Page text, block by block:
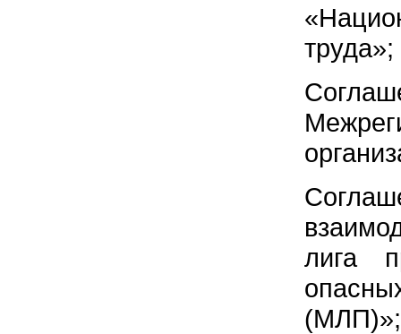
труда»;
лига
(МЛП)»;